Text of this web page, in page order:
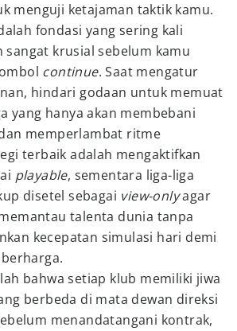
menguji ketajaman taktik kamu.
fondasi yang sering kali
sangat krusial sebelum kamu
continue. Saat mengatur
hindari godaan untuk memuat
yang hanya akan membebani
memperlambat ritme
terbaik adalah mengaktifkan
playable, sementara liga-liga
disetel sebagai view-onlyagar
talenta dunia tanpa
kecepatan simulasi hari demi
bahwa setiap klub memiliki jiwa
berbeda di mata dewan direksi
menandatangani kontrak,